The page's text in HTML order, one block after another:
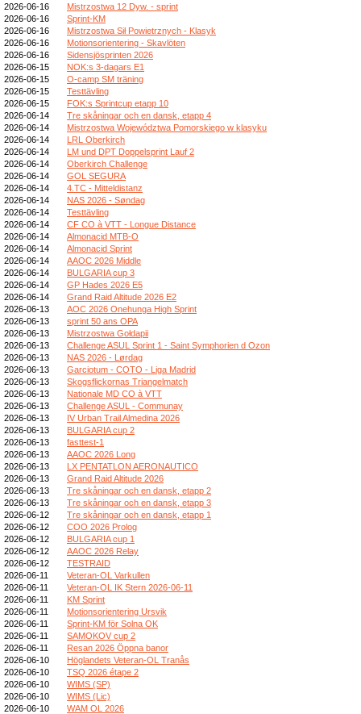
2026-06-16
Mistrzostwa 12 Dyw. - sprint
2026-06-16
Sprint-KM
2026-06-16
Mistrzostwa Sił Powietrznych - Klasyk
2026-06-16
Motionsorientering - Skavlöten
2026-06-16
Sidensjösprinten 2026
2026-06-15
NOK:s 3-dagars E1
2026-06-15
O-camp SM träning
2026-06-15
Testtävling
2026-06-15
FOK:s Sprintcup etapp 10
2026-06-14
Tre skåningar och en dansk, etapp 4
2026-06-14
Mistrzostwa Województwa Pomorskiego w klasyku
2026-06-14
LRL Oberkirch
2026-06-14
LM und DPT Doppelsprint Lauf 2
2026-06-14
Oberkirch Challenge
2026-06-14
GOL SEGURA
2026-06-14
4.TC - Mitteldistanz
2026-06-14
NAS 2026 - Søndag
2026-06-14
Testtävling
2026-06-14
CF CO à VTT - Longue Distance
2026-06-14
Almonacid MTB-O
2026-06-14
Almonacid Sprint
2026-06-14
AAOC 2026 Middle
2026-06-14
BULGARIA cup 3
2026-06-14
GP Hades 2026 E5
2026-06-14
Grand Raid Altitude 2026 E2
2026-06-13
AOC 2026 Onehunga High Sprint
2026-06-13
sprint 50 ans OPA
2026-06-13
Mistrzostwa Gołdapii
2026-06-13
Challenge ASUL Sprint 1 - Saint Symphorien d Ozon
2026-06-13
NAS 2026 - Lørdag
2026-06-13
Garciotum - COTO - Liga Madrid
2026-06-13
Skogsflickornas Triangelmatch
2026-06-13
Nationale MD CO à VTT
2026-06-13
Challenge ASUL - Communay
2026-06-13
IV Urban Trail Almedina 2026
2026-06-13
BULGARIA cup 2
2026-06-13
fasttest-1
2026-06-13
AAOC 2026 Long
2026-06-13
LX PENTATLON AERONAUTICO
2026-06-13
Grand Raid Altitude 2026
2026-06-13
Tre skåningar och en dansk, etapp 2
2026-06-13
Tre skåningar och en dansk, etapp 3
2026-06-12
Tre skåningar och en dansk, etapp 1
2026-06-12
COO 2026 Prolog
2026-06-12
BULGARIA cup 1
2026-06-12
AAOC 2026 Relay
2026-06-12
TESTRAID
2026-06-11
Veteran-OL Varkullen
2026-06-11
Veteran-OL IK Stern 2026-06-11
2026-06-11
KM Sprint
2026-06-11
Motionsorientering Ursvik
2026-06-11
Sprint-KM för Solna OK
2026-06-11
SAMOKOV cup 2
2026-06-11
Resan 2026 Öppna banor
2026-06-10
Höglandets Veteran-OL Tranås
2026-06-10
TSQ 2026 étape 2
2026-06-10
WIMS (SP)
2026-06-10
WIMS (Lic)
2026-06-10
WAM OL 2026